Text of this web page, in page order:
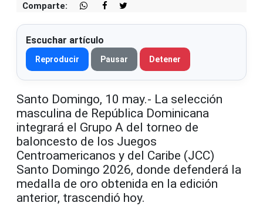
Comparte:
Escuchar artículo
Reproducir Pausar Detener
Santo Domingo, 10 may.- La selección
masculina de República Dominicana
integrará el Grupo A del torneo de
baloncesto de los Juegos
Centroamericanos y del Caribe (JCC)
Santo Domingo 2026, donde defenderá la
medalla de oro obtenida en la edición
anterior, trascendió hoy.